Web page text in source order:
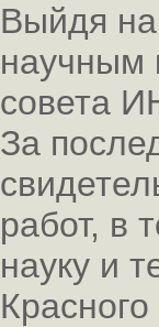
Выйдя
научным
совета
За
работ, в
науку и